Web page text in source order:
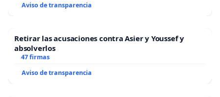
PRIMERAS FIRMAS DE APOYO AL MANIFIESTO
Aviso de transparencia
Retirar las acusaciones contra Asier y Youssef y
absolverlos
47 firmas
Aviso de transparencia